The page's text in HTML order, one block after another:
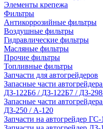
Элементы крепежа
Фильтры
Антикоррозийные фильтры
Воздушные фильтры
Гидравлические фильтры
Масляные фильтры
Прочие фильтры
Топливные фильтры
Запчасти для автогрейдеров
Запасные части
ДЗ-122Б6 / ДЗ-122Б7 / ДЗ-
Запасные части
ДЗ-250 / А-120
Запчасти на автогрейдер